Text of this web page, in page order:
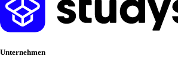
Unternehmen